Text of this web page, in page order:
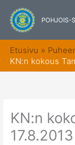
sisältöön
POHJOIS-
Etusivu
KN:n kokous
KN:n
17.8.2013